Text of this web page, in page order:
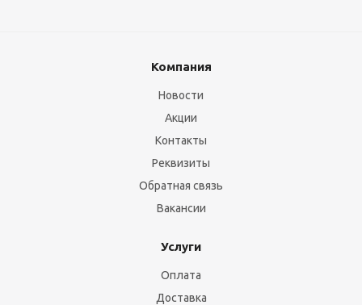
Компания
Новости
Акции
Контакты
Реквизиты
Обратная связь
Вакансии
Услуги
Оплата
Доставка